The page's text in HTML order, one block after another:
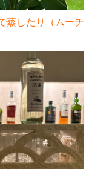
蒸したり（ムーチ